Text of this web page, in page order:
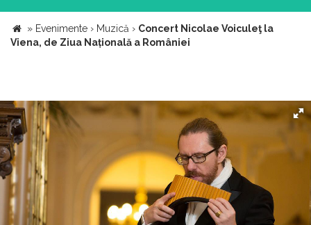
» Evenimente › Muzică › Concert Nicolae Voiculeţ la
Viena, de Ziua Națională a României